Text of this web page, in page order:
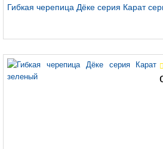
Гибкая черепица Дёке серия Карат